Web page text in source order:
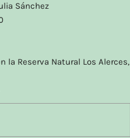
Sánchez
la Reserva Natural Los Alerces,